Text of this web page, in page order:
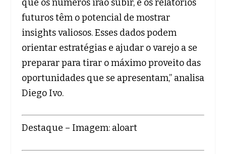
que os números irão subir, e os relatórios
futuros têm o potencial de mostrar
insights valiosos. Esses dados podem
orientar estratégias e ajudar o varejo a se
preparar para tirar o máximo proveito das
oportunidades que se apresentam,” analisa
Diego Ivo.
Destaque – Imagem: aloart